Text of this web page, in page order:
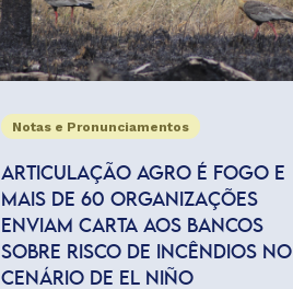
Notas e Pronunciamentos
ARTICULAÇÃO AGRO É FOGO E
MAIS DE 60 ORGANIZAÇÕES
ENVIAM CARTA AOS BANCOS
SOBRE RISCO DE INCÊNDIOS NO
CENÁRIO DE EL NIÑO